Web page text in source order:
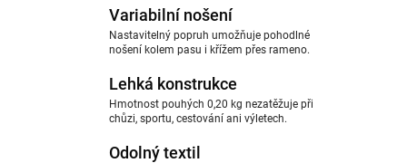
Variabilní nošení
Nastavitelný popruh umožňuje pohodlné
nošení kolem pasu i křížem přes rameno.
Lehká konstrukce
Hmotnost pouhých 0,20 kg nezatěžuje při
chůzi, sportu, cestování ani výletech.
Odolný textil